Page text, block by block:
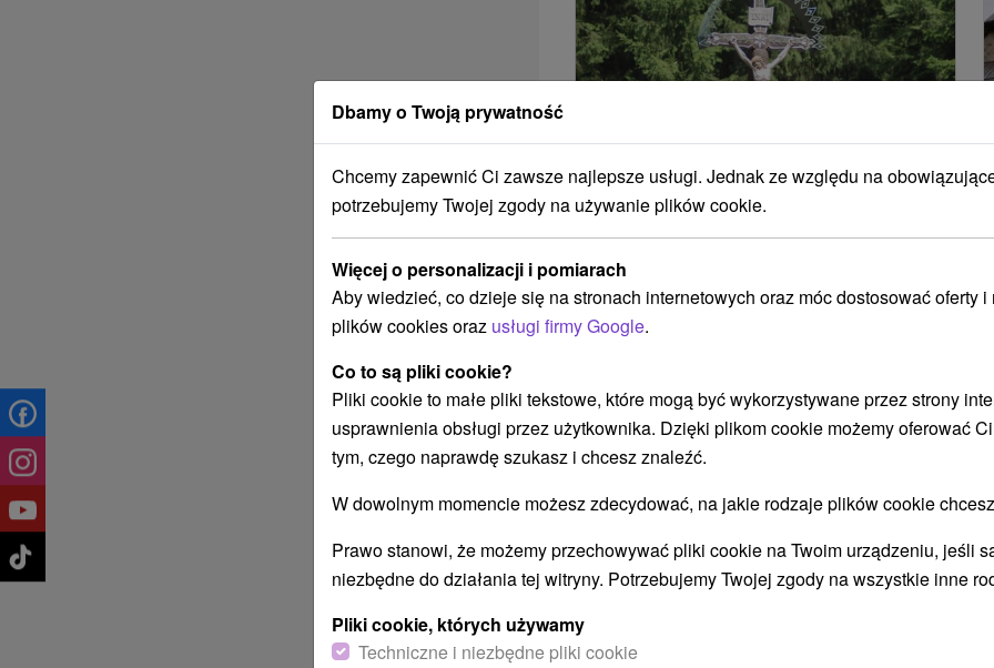
Miejsce pielgrzymek - Živčáková
góra
Žilinský kraj -
Vrch Živčáková znajduje się na północy Słowacji
w...
Dbamy o Twoją prywatność
Chcemy zapewnić Ci zawsze najlepsze usługi. Jednak ze względu na
potrzebujemy Twojej zgody na używanie plików cookie.
Więcej o personalizacji i pomiarach
Aby wiedzieć, co dzieje się na stronach internetowych oraz móc dostosować oferty i
plików cookies oraz usługi firmy Google.
Co to są pliki cookie?
Pliki cookie to małe pliki tekstowe, które mogą być wykorzystywane przez strony
usprawnienia obsługi przez użytkownika. Dzięki plikom cookie możemy oferować
tym, czego naprawdę szukasz i chcesz znaleźć.
W dowolnym momencie możesz zdecydować, na jakie rodzaje plików cookie
Prawo stanowi, że możemy przechowywać pliki cookie na Twoim urządzeniu, jeśli
niezbędne do działania tej witryny. Potrzebujemy Twojej zgody na wszystkie inne
Pliki cookie, których używamy
Techniczne i niezbędne pliki cookie